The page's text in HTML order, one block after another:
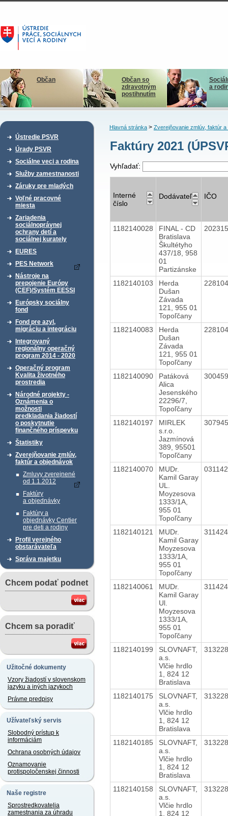
Občan
Občan so
zdravotným
postihnutím
a
Ústredie PSVR
Úrady PSVR
Sociálne veci a rodina
Služby zamestnanosti
Záruky pre mladých
Voľné pracovné
miesta
Zariadenia
sociálnoprávnej
ochrany detí a
sociálnej kurately
EURES
PES Network
Nástroje na
prepojenie Európy
(CEF)/Systém EESSI
Európsky sociálny
fond
Fond pre azyl,
migráciu a integráciu
Integrovaný
regionálny operačný
program 2014 - 2020
Operačný program
Kvalita životného
prostredia
Národné projekty -
Oznámenia o
možnosti
predkladania žiadostí
o poskytnutie
finančného príspevku
Štatistiky
Zverejňovanie zmlúv,
faktúr a objednávok
Zmluvy zverejnené
od 1.1.2012
Faktúry
a objednávky
Faktúry a
objednávky Centier
pre deti a rodiny
Profil verejného
obstarávateľa
Správa majetku
Chcem podať podnet
Chcem sa poradiť
Užitočné dokumenty
Vzory žiadostí v slovenskom
jazyku a iných jazykoch
Právne predpisy
Užívateľský servis
Slobodný prístup k
informáciám
Ochrana osobných údajov
Oznamovanie
protispoločenskej činnosti
Naše registre
Sprostredkovatelia
zamestnania za úhradu
Hlavná stránka> Zverejňovanie zmlúv, faktúr a
Faktúry 2021
Vyhľadať:
Interné
číslo
Dodávateľ IČO
1182140028
FINAL - CD
Bratislava
Škultétyho
437/18, 958
01
Partizánske
1182140103
Herda
Dušan
Závada
121, 955 01
Topoľčany
1182140083
Herda
Dušan
Závada
121, 955 01
Topoľčany
1182140090
Patáková
Alica
Jesenského
22296/7,
Topoľčany
1182140197
MIRLEK
s.r.o.
Jazmínová
389, 95501
Topoľčany
1182140070
MUDr.
Kamil Garay
UL.
Moyzesova
1333/1A,
955 01
Topoľčany
1182140121
MUDr.
Kamil Garay
Moyzesova
1333/1A,
955 01
Topoľčany
1182140061
MUDr.
Kamil Garay
Ul.
Moyzesova
1333/1A,
955 01
Topoľčany
1182140199
SLOVNAFT,
a.s.
Vlčie hrdlo
1, 824 12
Bratislava
1182140175
SLOVNAFT,
a.s.
Vlčie hrdlo
1, 824 12
Bratislava
1182140185
SLOVNAFT,
a.s.
Vlčie hrdlo
1, 824 12
Bratislava
1182140158
SLOVNAFT,
a.s.
Vlčie hrdlo
1, 824 12